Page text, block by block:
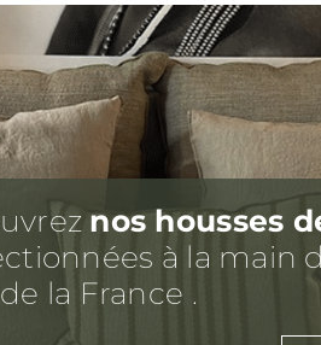
nos housses
à la main
la France .